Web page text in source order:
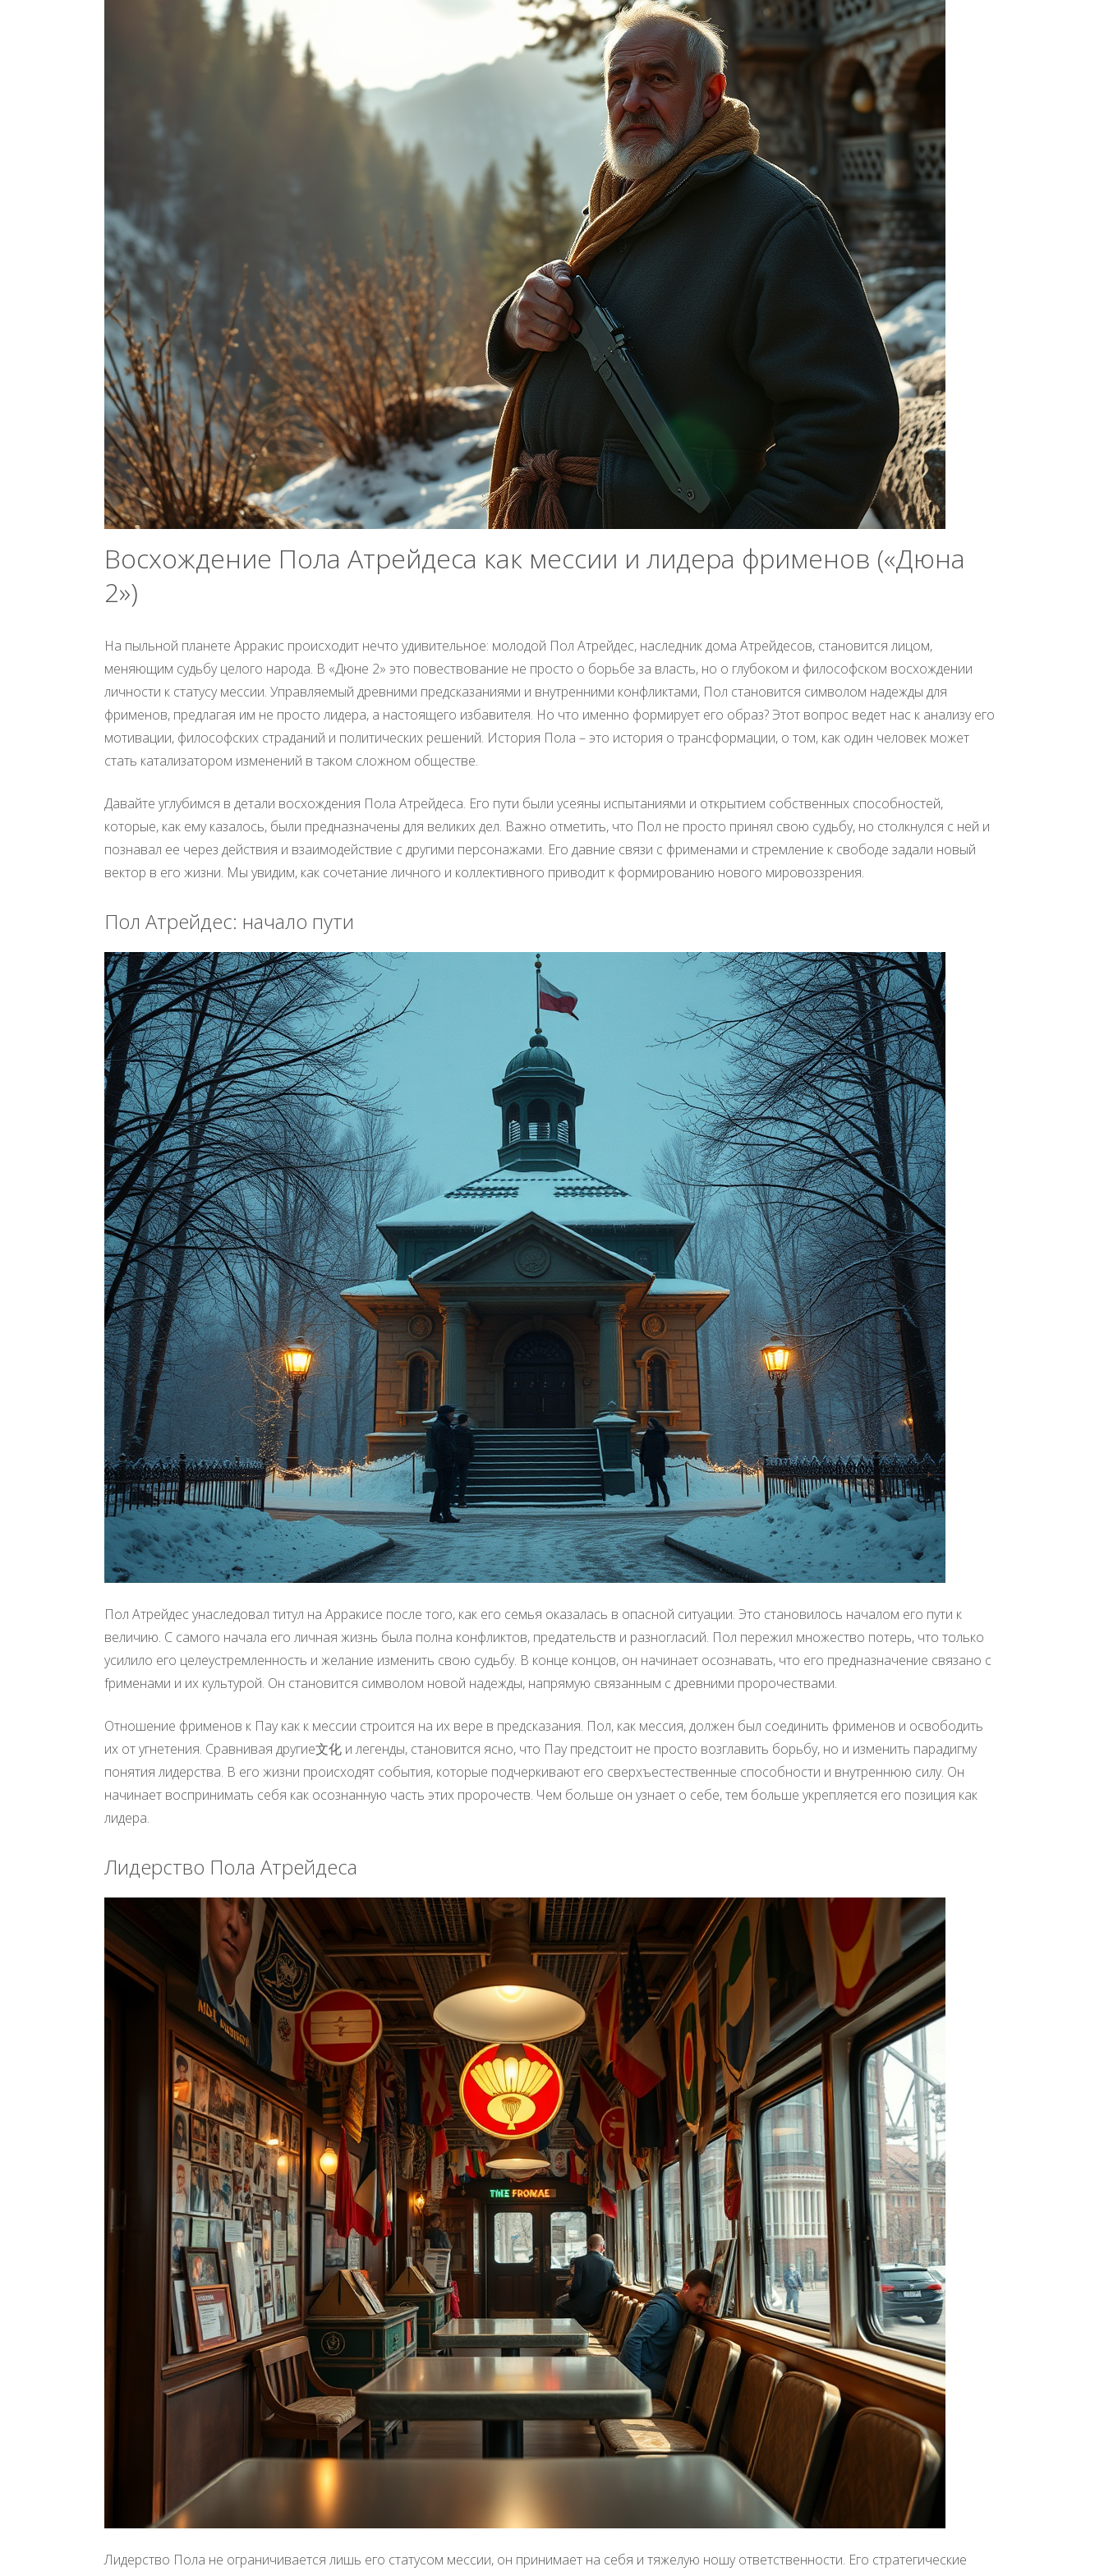
Восхождение Пола Атрейдеса как мессии и лидера фрименов («Дюна
2»)
На пыльной планете Арракис происходит нечто удивительное: молодой Пол Атрейдес, наследник дома Атрейдесов, становится лицом,
меняющим судьбу целого народа. В «Дюне 2» это повествование не просто о борьбе за власть, но о глубоком и философском восхождении
личности к статусу мессии. Управляемый древними предсказаниями и внутренними конфликтами, Пол становится символом надежды для
фрименов, предлагая им не просто лидера, а настоящего избавителя. Но что именно формирует его образ? Этот вопрос ведет нас к анализу его
мотивации, философских страданий и политических решений. История Пола – это история о трансформации, о том, как один человек может
стать катализатором изменений в таком сложном обществе.
Давайте углубимся в детали восхождения Пола Атрейдеса. Его пути были усеяны испытаниями и открытием собственных способностей,
которые, как ему казалось, были предназначены для великих дел. Важно отметить, что Пол не просто принял свою судьбу, но столкнулся с ней и
познавал ее через действия и взаимодействие с другими персонажами. Его давние связи с фрименами и стремление к свободе задали новый
вектор в его жизни. Мы увидим, как сочетание личного и коллективного приводит к формированию нового мировоззрения.
Пол Атрейдес: начало пути
Пол Атрейдес унаследовал титул на Арракисе после того, как его семья оказалась в опасной ситуации. Это становилось началом его пути к
величию. С самого начала его личная жизнь была полна конфликтов, предательств и разногласий. Пол пережил множество потерь, что только
усилило его целеустремленность и желание изменить свою судьбу. В конце концов, он начинает осознавать, что его предназначение связано с
fрименами и их культурой. Он становится символом новой надежды, напрямую связанным с древними пророчествами.
Отношение фрименов к Пау как к мессии строится на их вере в предсказания. Пол, как мессия, должен был соединить фрименов и освободить
их от угнетения. Сравнивая другие文化 и легенды, становится ясно, что Пау предстоит не просто возглавить борьбу, но и изменить парадигму
понятия лидерства. В его жизни происходят события, которые подчеркивают его сверхъестественные способности и внутреннюю силу. Он
начинает воспринимать себя как осознанную часть этих пророчеств. Чем больше он узнает о себе, тем больше укрепляется его позиция как
лидера.
Лидерство Пола Атрейдеса
Лидерство Пола не ограничивается лишь его статусом мессии, он принимает на себя и тяжелую ношу ответственности. Его стратегические